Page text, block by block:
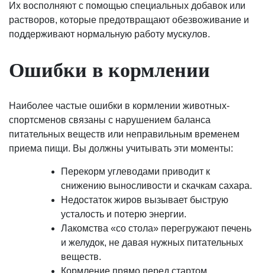
Их восполняют с помощью специальных добавок или
растворов, которые предотвращают обезвоживание и
поддерживают нормальную работу мускулов.
Ошибки в кормлении
Наиболее частые ошибки в кормлении животных-
спортсменов связаны с нарушением баланса
питательных веществ или неправильным временем
приема пищи. Вы должны учитывать эти моменты:
Перекорм углеводами приводит к
снижению выносливости и скачкам сахара.
Недостаток жиров вызывает быструю
усталость и потерю энергии.
Лакомства «со стола» перегружают печень
и желудок, не давая нужных питательных
веществ.
Кормление прямо перед стартом